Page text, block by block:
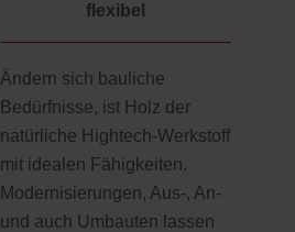
flexibel
Ändern sich bauliche
Bedürfnisse, ist Holz der
natürliche Hightech-Werkstoff
mit idealen Fähigkeiten.
Modernisierungen, Aus-, An-
und auch Umbauten lassen